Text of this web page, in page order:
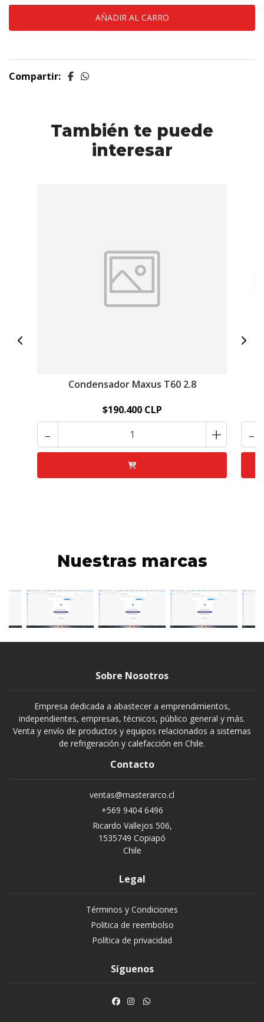
Compartir:
También te puede
interesar
Condensador Maxus T60 2.8
$190.400 CLP
- + -
Nuestras marcas
Sobre Nosotros
Empresa dedicada a abastecer a emprendimientos,
independientes, empresas, técnicos, público general y más.
Venta y envío de productos y equipos relacionados a sistemas
de refrigeración y calefacción en Chile.
Contacto
ventas@masterarco.cl
+569 9404 6496
Ricardo Vallejos 506,
1535749 Copiapó
Chile
Legal
Términos y Condiciones
Politica de reembolso
Política de privacidad
Síguenos